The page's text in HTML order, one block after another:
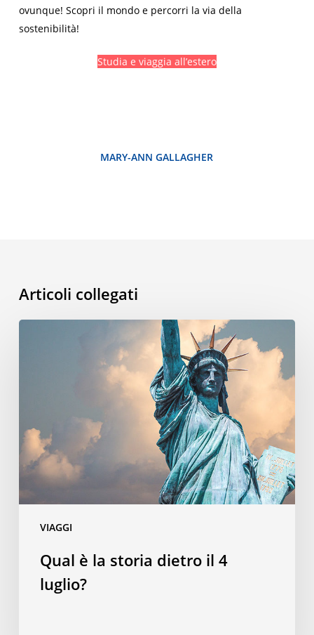
ovunque! Scopri il mondo e percorri la via della
sostenibilità!
Studia e viaggia all’estero
MARY-ANN GALLAGHER
Articoli collegati
VIAGGI
4
luglio?
Qual è la storia dietro il 4
luglio?